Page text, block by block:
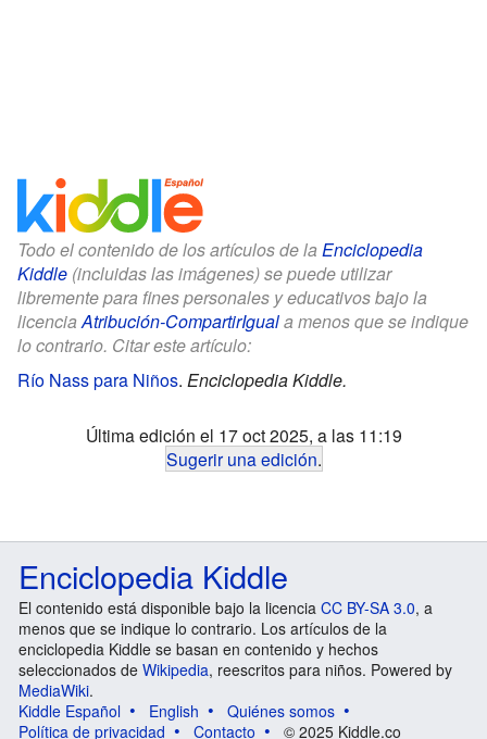
Todo el contenido de los artículos de la Enciclopedia
Kiddle (incluidas las imágenes) se puede utilizar
libremente para fines personales y educativos bajo la
licenciaAtribución-CompartirIguala menos que se indique
lo contrario. Citar este artículo:
Río Nass para Niños. Enciclopedia Kiddle.
Última edición el 17 oct 2025, a las 11:19
Sugerir una edición.
Enciclopedia Kiddle
El contenido está disponible bajo la licencia CC BY-SA 3.0, a
menos que se indique lo contrario. Los artículos de la
enciclopedia Kiddle se basan en contenido y hechos
seleccionados de Wikipedia, reescritos para niños. Powered by
MediaWiki.
Kiddle Español
English
Quiénes somos
Política de privacidad
Contacto © 2025 Kiddle.co